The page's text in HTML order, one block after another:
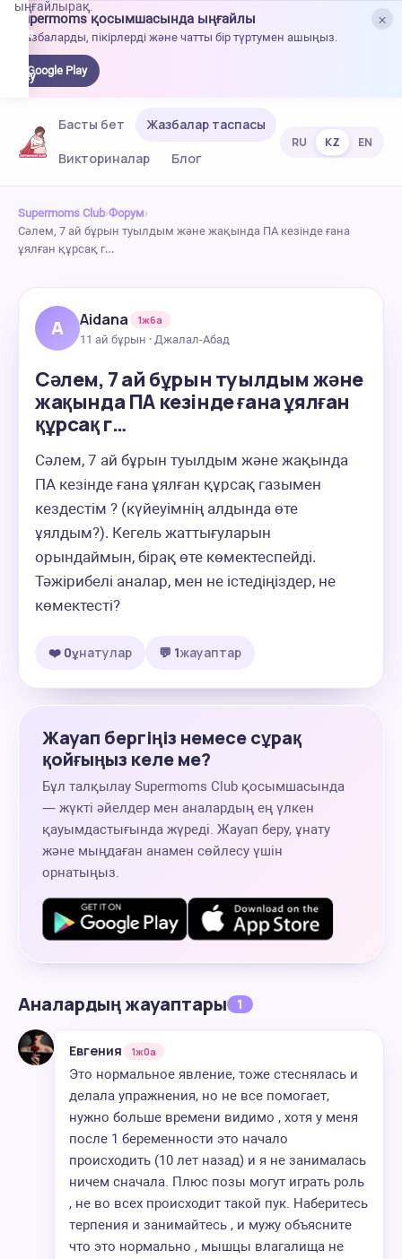
×
Supermoms қосымшасында ыңғайлы
Жазбаларды, пікірлерді және чатты бір түртумен ашыңыз.
Google Play
ыңғайлырақ.
Басты бет
Жазбалар таспасы
Викториналар
Блог
RU KZ EN
Supermoms Club›Форум›
Сәлем, 7 ай бұрын туылдым және жақында ПА кезінде ғана
ұялған құрсақ г…
A Aidana
1ж6а
11 ай бұрын · Джалал-Абад
Сәлем, 7 ай бұрын туылдым және
жақында ПА кезінде ғана ұялған
құрсақ г…
Сәлем, 7 ай бұрын туылдым және жақында
ПА кезінде ғана ұялған құрсақ газымен
кездестім ? (күйеуімнің алдында өте
ұялдым?). Кегель жаттығуларын
орындаймын, бірақ өте көмектеспейді.
Тәжірибелі аналар, мен не істедіңіздер, не
көмектесті?
❤️ 0ұнатулар 💬 1жауаптар
Жауап бергіңіз немесе сұрақ
қойғыңыз келе ме?
Бұл талқылау Supermoms Club қосымшасында
— жүкті әйелдер мен аналардың ең үлкен
қауымдастығында жүреді. Жауап беру, ұнату
және мыңдаған анамен сөйлесу үшін
орнатыңыз.
Аналардың жауаптары 1
Евгения 1ж0а
Это нормальное явление, тоже стеснялась и
делала упражнения, но не все помогает,
нужно больше времени видимо , хотя у меня
после 1 беременности это начало
происходить (10 лет назад) и я не занималась
ничем сначала. Плюс позы могут играть роль
, не во всех происходит такой пук. Наберитесь
терпения и занимайтесь , и мужу объясните
что это нормально , мышцы влагалища не